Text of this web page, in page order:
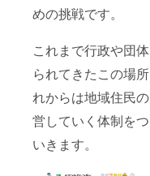
めの挑戦です。
これまで行政や団
られてきたこの場
れからは地域住民
営していく体制を
いきます。